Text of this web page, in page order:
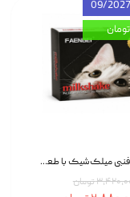
پوچ گربه فنبی میلک‌شیک با طعم مرغ Faenbei Cat Milk Shake Pouch بسته 12 عددی
تومان